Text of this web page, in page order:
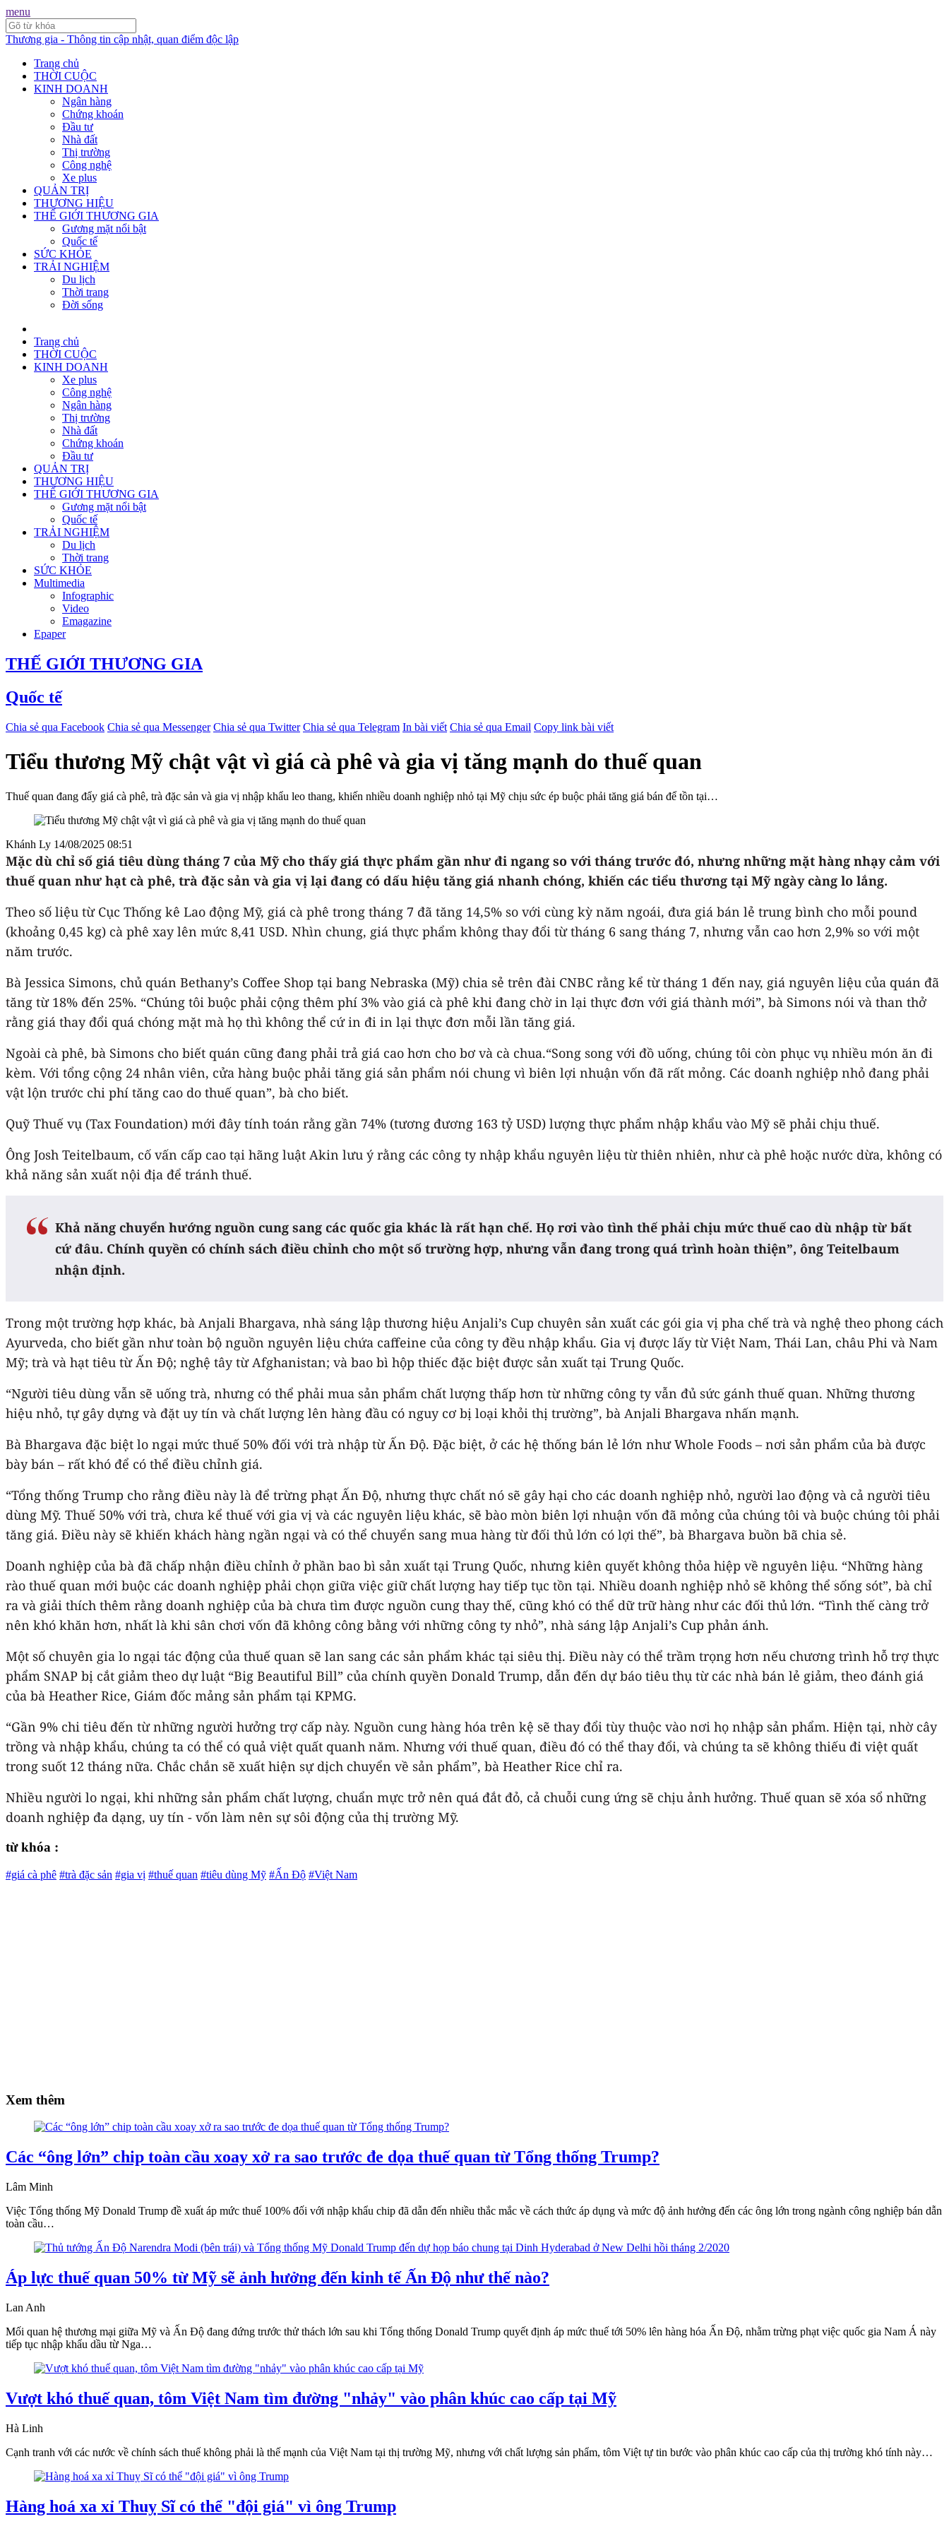
menu
Thương gia - Thông tin cập nhật, quan điểm độc lập
Trang chủ
THỜI CUỘC
KINH DOANH
Ngân hàng
Chứng khoán
Đầu tư
Nhà đất
Thị trường
Công nghệ
Xe plus
QUẢN TRỊ
THƯƠNG HIỆU
THẾ GIỚI THƯƠNG GIA
Gương mặt nổi bật
Quốc tế
SỨC KHỎE
TRẢI NGHIỆM
Du lịch
Thời trang
Đời sống
Trang chủ
THỜI CUỘC
KINH DOANH
Xe plus
Công nghệ
Ngân hàng
Thị trường
Nhà đất
Chứng khoán
Đầu tư
QUẢN TRỊ
THƯƠNG HIỆU
THẾ GIỚI THƯƠNG GIA
Gương mặt nổi bật
Quốc tế
TRẢI NGHIỆM
Du lịch
Thời trang
SỨC KHỎE
Multimedia
Infographic
Video
Emagazine
Epaper
THẾ GIỚI THƯƠNG GIA
Quốc tế
Chia sẻ qua Facebook Chia sẻ qua Messenger Chia sẻ qua Twitter Chia sẻ qua Telegram In bài viết Chia sẻ qua Email Copy link bài viết
Tiểu thương Mỹ chật vật vì giá cà phê và gia vị tăng mạnh do thuế quan
Thuế quan đang đẩy giá cà phê, trà đặc sản và gia vị nhập khẩu leo thang, khiến nhiều doanh nghiệp nhỏ tại Mỹ chịu sức ép buộc phải tăng giá bán để tồn tại…
Khánh Ly 14/08/2025 08:51
Mặc dù chỉ số giá tiêu dùng tháng 7 của Mỹ cho thấy giá thực phẩm gần như đi ngang so với tháng trước đó, nhưng những mặt hàng nhạy cảm với
thuế quan như hạt cà phê, trà đặc sản và gia vị lại đang có dấu hiệu tăng giá nhanh chóng, khiến các tiểu thương tại Mỹ ngày càng lo lắng.
Theo số liệu từ Cục Thống kê Lao động Mỹ, giá cà phê trong tháng 7 đã tăng 14,5% so với cùng kỳ năm ngoái, đưa giá bán lẻ trung bình cho mỗi pound
(khoảng 0,45 kg) cà phê xay lên mức 8,41 USD. Nhìn chung, giá thực phẩm không thay đổi từ tháng 6 sang tháng 7, nhưng vẫn cao hơn 2,9% so với một
năm trước.
Bà Jessica Simons, chủ quán Bethany’s Coffee Shop tại bang Nebraska (Mỹ) chia sẻ trên đài CNBC rằng kể từ tháng 1 đến nay, giá nguyên liệu của quán đã
tăng từ 18% đến 25%. “Chúng tôi buộc phải cộng thêm phí 3% vào giá cà phê khi đang chờ in lại thực đơn với giá thành mới”, bà Simons nói và than thở
rằng giá thay đổi quá chóng mặt mà họ thì không thể cứ in đi in lại thực đơn mỗi lần tăng giá.
Ngoài cà phê, bà Simons cho biết quán cũng đang phải trả giá cao hơn cho bơ và cà chua.“Song song với đồ uống, chúng tôi còn phục vụ nhiều món ăn đi
kèm. Với tổng cộng 24 nhân viên, cửa hàng buộc phải tăng giá sản phẩm nói chung vì biên lợi nhuận vốn đã rất mỏng. Các doanh nghiệp nhỏ đang phải
vật lộn trước chi phí tăng cao do thuế quan”, bà cho biết.
Quỹ Thuế vụ (Tax Foundation) mới đây tính toán rằng gần 74% (tương đương 163 tỷ USD) lượng thực phẩm nhập khẩu vào Mỹ sẽ phải chịu thuế.
Ông Josh Teitelbaum, cố vấn cấp cao tại hãng luật Akin lưu ý rằng các công ty nhập khẩu nguyên liệu từ thiên nhiên, như cà phê hoặc nước dừa, không có
khả năng sản xuất nội địa để tránh thuế.
Khả năng chuyển hướng nguồn cung sang các quốc gia khác là rất hạn chế. Họ rơi vào tình thế phải chịu mức thuế cao dù nhập từ bất
cứ đâu. Chính quyền có chính sách điều chỉnh cho một số trường hợp, nhưng vẫn đang trong quá trình hoàn thiện”, ông Teitelbaum
nhận định.
Trong một trường hợp khác, bà Anjali Bhargava, nhà sáng lập thương hiệu Anjali’s Cup chuyên sản xuất các gói gia vị pha chế trà và nghệ theo phong cách
Ayurveda, cho biết gần như toàn bộ nguồn nguyên liệu chứa caffeine của công ty đều nhập khẩu. Gia vị được lấy từ Việt Nam, Thái Lan, châu Phi và Nam
Mỹ; trà và hạt tiêu từ Ấn Độ; nghệ tây từ Afghanistan; và bao bì hộp thiếc đặc biệt được sản xuất tại Trung Quốc.
“Người tiêu dùng vẫn sẽ uống trà, nhưng có thể phải mua sản phẩm chất lượng thấp hơn từ những công ty vẫn đủ sức gánh thuế quan. Những thương
hiệu nhỏ, tự gây dựng và đặt uy tín và chất lượng lên hàng đầu có nguy cơ bị loại khỏi thị trường”, bà Anjali Bhargava nhấn mạnh.
Bà Bhargava đặc biệt lo ngại mức thuế 50% đối với trà nhập từ Ấn Độ. Đặc biệt, ở các hệ thống bán lẻ lớn như Whole Foods – nơi sản phẩm của bà được
bày bán – rất khó để có thể điều chỉnh giá.
“Tổng thống Trump cho rằng điều này là để trừng phạt Ấn Độ, nhưng thực chất nó sẽ gây hại cho các doanh nghiệp nhỏ, người lao động và cả người tiêu
dùng Mỹ. Thuế 50% với trà, chưa kể thuế với gia vị và các nguyên liệu khác, sẽ bào mòn biên lợi nhuận vốn đã mỏng của chúng tôi và buộc chúng tôi phải
tăng giá. Điều này sẽ khiến khách hàng ngần ngại và có thể chuyển sang mua hàng từ đối thủ lớn có lợi thế”, bà Bhargava buồn bã chia sẻ.
Doanh nghiệp của bà đã chấp nhận điều chỉnh ở phần bao bì sản xuất tại Trung Quốc, nhưng kiên quyết không thỏa hiệp về nguyên liệu. “Những hàng
rào thuế quan mới buộc các doanh nghiệp phải chọn giữa việc giữ chất lượng hay tiếp tục tồn tại. Nhiều doanh nghiệp nhỏ sẽ không thể sống sót”, bà chỉ
ra và giải thích thêm rằng doanh nghiệp của bà chưa tìm được nguồn cung thay thế, cũng khó có thể dữ trữ hàng như các đối thủ lớn. “Tình thế càng trở
nên khó khăn hơn, nhất là khi sân chơi vốn đã không công bằng với những công ty nhỏ”, nhà sáng lập Anjali’s Cup phản ánh.
Một số chuyên gia lo ngại tác động của thuế quan sẽ lan sang các sản phẩm khác tại siêu thị. Điều này có thể trầm trọng hơn nếu chương trình hỗ trợ thực
phẩm SNAP bị cắt giảm theo dự luật “Big Beautiful Bill” của chính quyền Donald Trump, dẫn đến dự báo tiêu thụ từ các nhà bán lẻ giảm, theo đánh giá
của bà Heather Rice, Giám đốc mảng sản phẩm tại KPMG.
“Gần 9% chi tiêu đến từ những người hưởng trợ cấp này. Nguồn cung hàng hóa trên kệ sẽ thay đổi tùy thuộc vào nơi họ nhập sản phẩm. Hiện tại, nhờ cây
trồng và nhập khẩu, chúng ta có thể có quả việt quất quanh năm. Nhưng với thuế quan, điều đó có thể thay đổi, và chúng ta sẽ không thiếu đi việt quất
trong suốt 12 tháng nữa. Chắc chắn sẽ xuất hiện sự dịch chuyển về sản phẩm”, bà Heather Rice chỉ ra.
Nhiều người lo ngại, khi những sản phẩm chất lượng, chuẩn mực trở nên quá đắt đỏ, cả chuỗi cung ứng sẽ chịu ảnh hưởng. Thuế quan sẽ xóa sổ những
doanh nghiệp đa dạng, uy tín - vốn làm nên sự sôi động của thị trường Mỹ.
từ khóa :
#giá cà phê #trà đặc sản #gia vị #thuế quan #tiêu dùng Mỹ #Ấn Độ #Việt Nam
Xem thêm
Các “ông lớn” chip toàn cầu xoay xở ra sao trước đe dọa thuế quan từ Tổng thống Trump?
Lâm Minh
Việc Tổng thống Mỹ Donald Trump đề xuất áp mức thuế 100% đối với nhập khẩu chip đã dẫn đến nhiều thắc mắc về cách thức áp dụng và mức độ ảnh hưởng đến các ông lớn trong ngành công nghiệp bán dẫn
toàn cầu…
Áp lực thuế quan 50% từ Mỹ sẽ ảnh hưởng đến kinh tế Ấn Độ như thế nào?
Lan Anh
Mối quan hệ thương mại giữa Mỹ và Ấn Độ đang đứng trước thử thách lớn sau khi Tổng thống Donald Trump quyết định áp mức thuế tới 50% lên hàng hóa Ấn Độ, nhằm trừng phạt việc quốc gia Nam Á này
tiếp tục nhập khẩu dầu từ Nga…
Vượt khó thuế quan, tôm Việt Nam tìm đường "nhảy" vào phân khúc cao cấp tại Mỹ
Hà Linh
Cạnh tranh với các nước về chính sách thuế không phải là thế mạnh của Việt Nam tại thị trường Mỹ, nhưng với chất lượng sản phẩm, tôm Việt tự tin bước vào phân khúc cao cấp của thị trường khó tính này…
Hàng hoá xa xỉ Thuỵ Sĩ có thể "đội giá" vì ông Trump